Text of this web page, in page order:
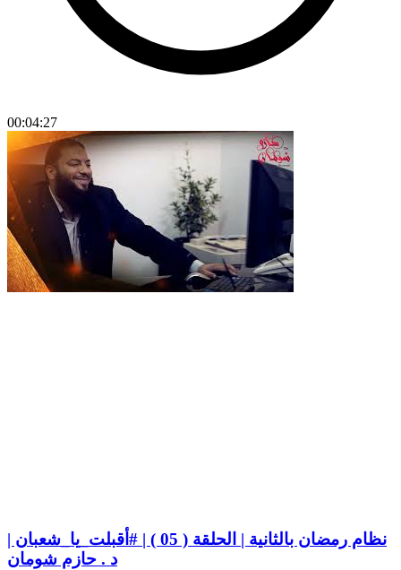
00:04:27
نظام رمضان بالثانية | الحلقة ( 05 ) | #أقبلت_يا_شعبان |
د . حازم شومان